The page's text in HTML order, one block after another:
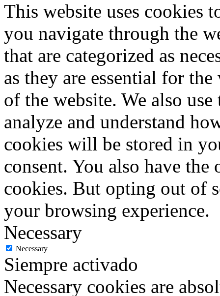
This website uses cookies
you navigate through the
that are categorized as
as they are essential for
of the website. We also
analyze and understand
cookies will be stored in
consent. You also have
cookies. But opting out of
your browsing experience.
Necessary
Necessary
Siempre activado
Necessary cookies are